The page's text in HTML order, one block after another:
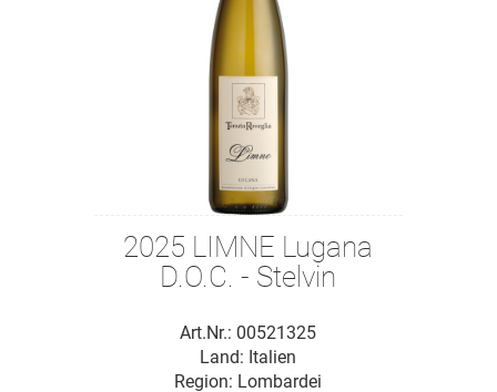
2025 LIMNE Lugana
D.O.C. - Stelvin
Art.Nr.: 00521325
Region: Lombardei
Land: Italien